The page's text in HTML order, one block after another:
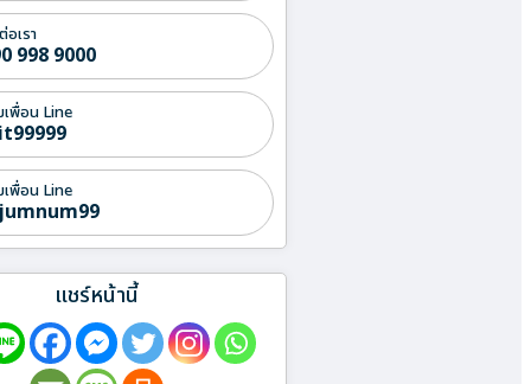
อเรา
998 9000
เพื่อน Line
เพื่อน Line
แชร์หน้านี้